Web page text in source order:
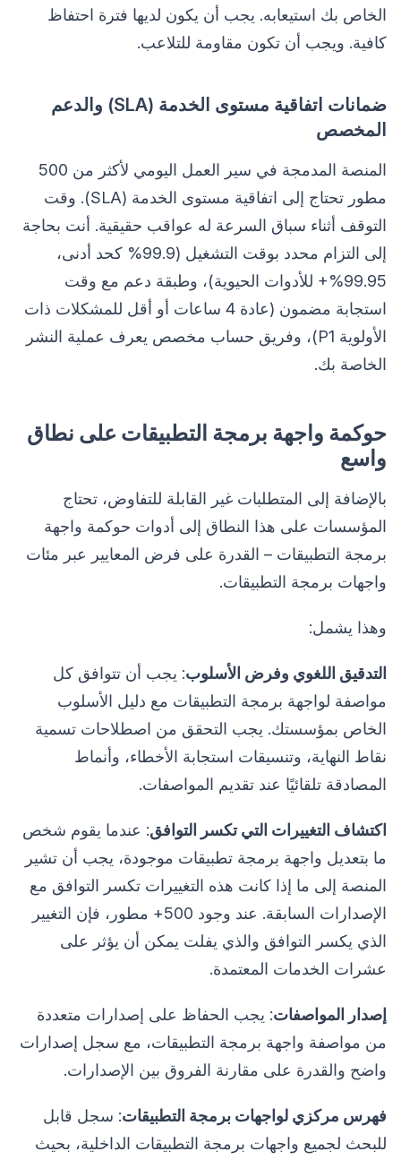
الخاص بك استيعابه. يجب أن يكون لديها فترة احتفاظ
كافية. ويجب أن تكون مقاومة للتلاعب.
ضمانات اتفاقية مستوى الخدمة (SLA) والدعم
المخصص
المنصة المدمجة في سير العمل اليومي لأكثر من 500
مطور تحتاج إلى اتفاقية مستوى الخدمة (SLA). وقت
التوقف أثناء سباق السرعة له عواقب حقيقية. أنت بحاجة
إلى التزام محدد بوقت التشغيل (99.9% كحد أدنى،
99.95%+ للأدوات الحيوية)، وطبقة دعم مع وقت
استجابة مضمون (عادة 4 ساعات أو أقل للمشكلات ذات
الأولوية P1)، وفريق حساب مخصص يعرف عملية النشر
الخاصة بك.
حوكمة واجهة برمجة التطبيقات على نطاق
واسع
بالإضافة إلى المتطلبات غير القابلة للتفاوض، تحتاج
المؤسسات على هذا النطاق إلى أدوات حوكمة واجهة
برمجة التطبيقات – القدرة على فرض المعايير عبر مئات
واجهات برمجة التطبيقات.
وهذا يشمل:
التدقيق اللغوي وفرض الأسلوب: يجب أن تتوافق كل
مواصفة لواجهة برمجة التطبيقات مع دليل الأسلوب
الخاص بمؤسستك. يجب التحقق من اصطلاحات تسمية
نقاط النهاية، وتنسيقات استجابة الأخطاء، وأنماط
المصادقة تلقائيًا عند تقديم المواصفات.
اكتشاف التغييرات التي تكسر التوافق: عندما يقوم شخص
ما بتعديل واجهة برمجة تطبيقات موجودة، يجب أن تشير
المنصة إلى ما إذا كانت هذه التغييرات تكسر التوافق مع
الإصدارات السابقة. عند وجود 500+ مطور، فإن التغيير
الذي يكسر التوافق والذي يفلت يمكن أن يؤثر على
عشرات الخدمات المعتمدة.
إصدار المواصفات: يجب الحفاظ على إصدارات متعددة
من مواصفة واجهة برمجة التطبيقات، مع سجل إصدارات
واضح والقدرة على مقارنة الفروق بين الإصدارات.
فهرس مركزي لواجهات برمجة التطبيقات: سجل قابل
للبحث لجميع واجهات برمجة التطبيقات الداخلية، بحيث